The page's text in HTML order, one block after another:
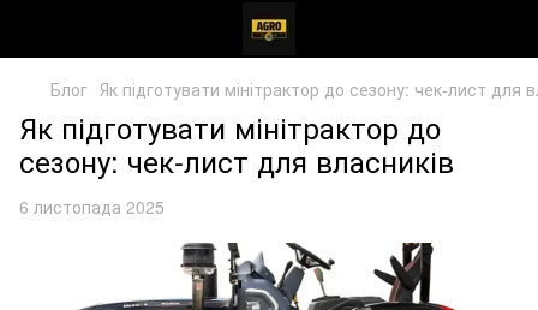
Блог Як підготувати мінітрактор до сезону: чек-лист для
Як підготувати мінітрактор до
сезону: чек-лист для власників
6 листопада 2025